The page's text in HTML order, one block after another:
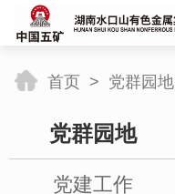
首页 > 党群园地
党群园地
党建工作